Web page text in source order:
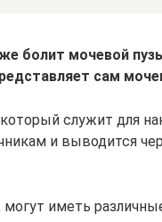
болит мочевой
сам
служит для
и выводится
иметь